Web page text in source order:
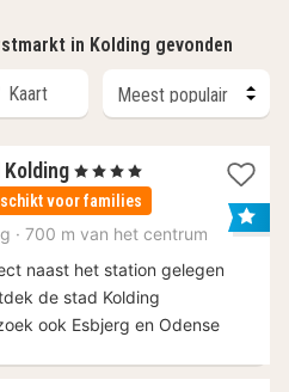
in Kolding gevonden
Kaart
1
nacht
vanaf
101,66
, 4 Sterren
voor families
· 700 m van het centrum
naast het station gelegen
de stad Kolding
ook Esbjerg en Odense